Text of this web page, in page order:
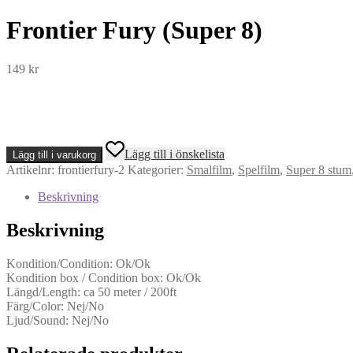
Frontier Fury (Super 8)
149 kr
Frontier
Fury
(Super
mängd
Lägg till i varukorg
Lägg till i önskelista
Artikelnr: frontierfury-2 Kategorier: Smalfilm, Spelfilm, Super 8 stum,
Beskrivning
Beskrivning
Kondition/Condition: Ok/Ok
Kondition box / Condition box: Ok/Ok
Längd/Length: ca 50 meter / 200ft
Färg/Color: Nej/No
Ljud/Sound: Nej/No